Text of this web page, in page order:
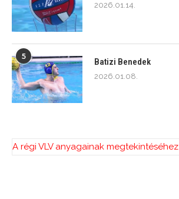
2026.01.14.
5
Batizi Benedek
2026.01.08.
A régi VLV anyagainak megtekintéséhez